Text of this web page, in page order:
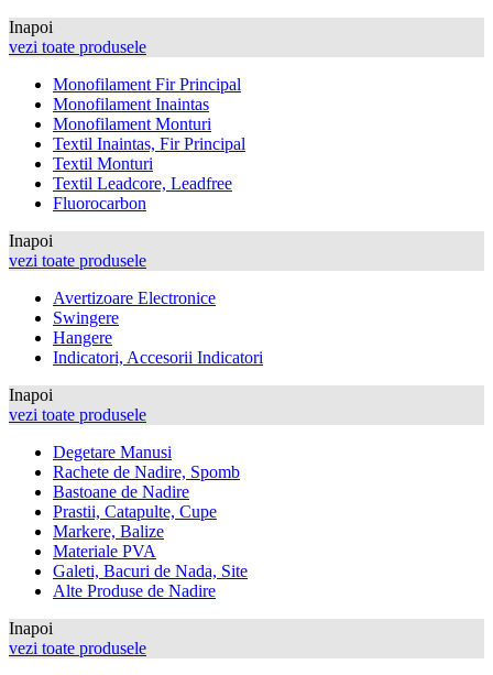
Inapoi
vezi toate produsele
Monofilament Fir Principal
Monofilament Inaintas
Monofilament Monturi
Textil Inaintas, Fir Principal
Textil Monturi
Textil Leadcore, Leadfree
Fluorocarbon
Inapoi
vezi toate produsele
Avertizoare Electronice
Swingere
Hangere
Indicatori, Accesorii Indicatori
Inapoi
vezi toate produsele
Degetare Manusi
Rachete de Nadire, Spomb
Bastoane de Nadire
Prastii, Catapulte, Cupe
Markere, Balize
Materiale PVA
Galeti, Bacuri de Nada, Site
Alte Produse de Nadire
Inapoi
vezi toate produsele